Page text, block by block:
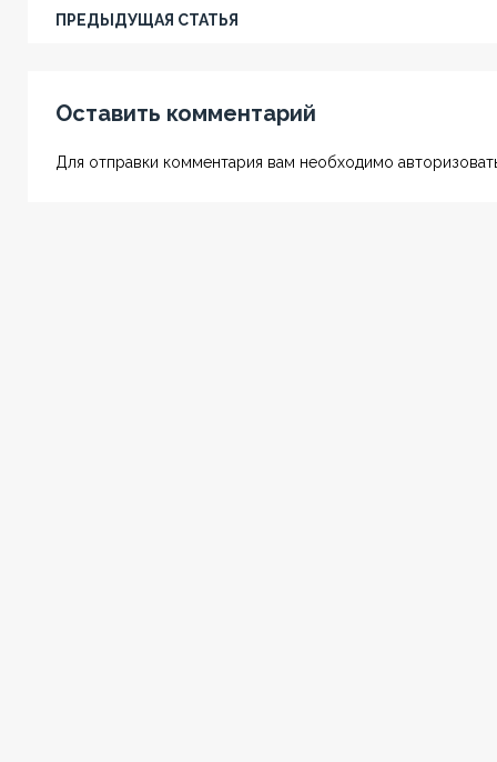
ПРЕДЫДУЩАЯ СТАТЬЯ
Оставить комментарий
Для отправки комментария вам необходимо